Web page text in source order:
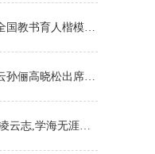
96级校友肖敏和钟南山一起上了全国教书育人楷模榜！四川唯一
2020年首场最豪华求婚典礼，马云孙俪高晓松出席，情侣何方神圣？
蔡汶利:榜样的力量——汶利偏有凌云志,学海无涯乐做舟